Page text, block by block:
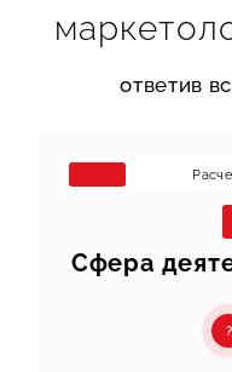
ответив
Сфера
?